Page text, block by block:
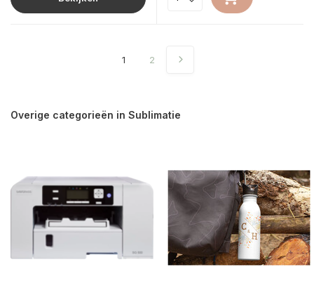
1 2
Overige categorieën in Sublimatie